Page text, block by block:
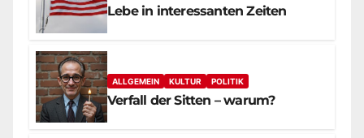
Lebe in interessanten Zeiten
ALLGEMEIN KULTUR POLITIK
Verfall der Sitten – warum?